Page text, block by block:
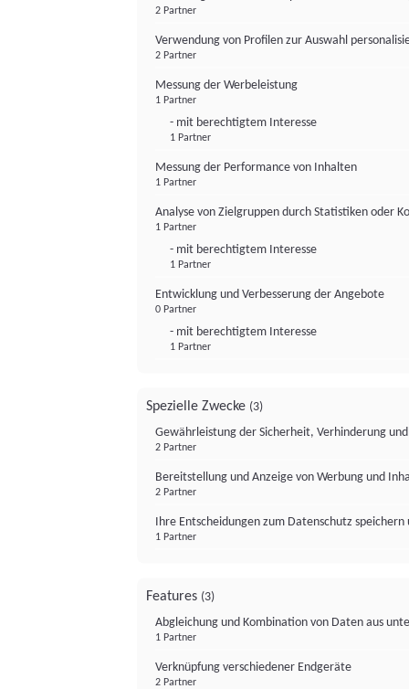
2 Partner
Verwendung von Profilen zur Auswahl
2 Partner
Messung der Werbeleistung
1 Partner
- mit berechtigtem Interesse
1 Partner
Messung der Performance von Inhalten
1 Partner
Analyse von Zielgruppen durch Statistiken oder
1 Partner
- mit berechtigtem Interesse
1 Partner
Entwicklung und Verbesserung der Angebote
0 Partner
- mit berechtigtem Interesse
1 Partner
Spezielle Zwecke (3)
Gewährleistung der Sicherheit, Verhinderung
2 Partner
Bereitstellung und Anzeige von Werbung und
2 Partner
Ihre Entscheidungen zum Datenschutz
1 Partner
Features (3)
Abgleichung und Kombination von Daten aus
1 Partner
Verknüpfung verschiedener Endgeräte
2 Partner